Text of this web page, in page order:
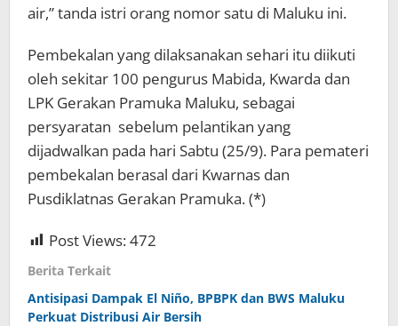
air,” tanda istri orang nomor satu di Maluku ini.
Pembekalan yang dilaksanakan sehari itu diikuti
oleh sekitar 100 pengurus Mabida, Kwarda dan
LPK Gerakan Pramuka Maluku, sebagai
persyaratan sebelum pelantikan yang
dijadwalkan pada hari Sabtu (25/9). Para pemateri
pembekalan berasal dari Kwarnas dan
Pusdiklatnas Gerakan Pramuka. (*)
Post Views:472
Berita Terkait
Antisipasi Dampak El Niño, BPBPK dan BWS Maluku
Perkuat Distribusi Air Bersih